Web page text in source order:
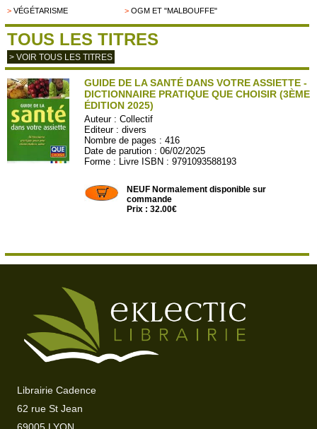
> VÉGÉTARISME >OGM ET "MALBOUFFE"
TOUS LES TITRES
> VOIR TOUS LES TITRES
GUIDE DE LA SANTÉ DANS VOTRE ASSIETTE -
DICTIONNAIRE PRATIQUE QUE CHOISIR (3ÈME
ÉDITION 2025)
Auteur :Collectif
Editeur :divers
Nombre de pages : 416
Date de parution : 06/02/2025
Forme : Livre ISBN : 9791093588193
NEUF Normalement disponible sur
commande
Prix : 32.00€
Librairie Cadence
62 rue St Jean